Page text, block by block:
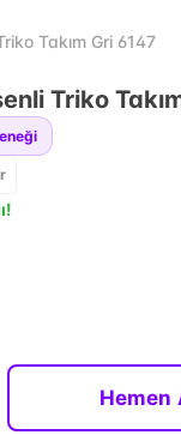
Takım Gri 6147
Triko
Hemen